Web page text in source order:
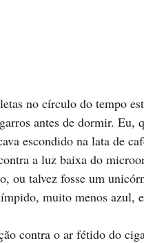
no círculo do tempo
antes de dormir. Eu,
escondido na lata de
a luz baixa do
ou talvez fosse um
muito menos azul,
contra o ar fétido do